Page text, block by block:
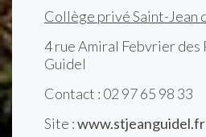
Collège privé Saint-Jean
4 rue Amiral Febvrier des
Guidel
Contact : 02 97 65 98 33
Site :www.stjeanguidel.fr